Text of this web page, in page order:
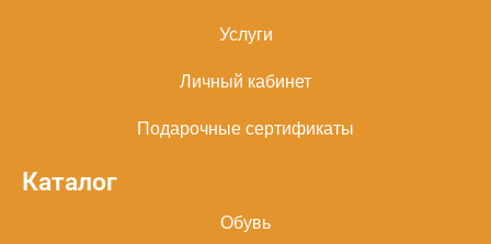
Услуги
Личный кабинет
Подарочные сертификаты
Каталог
Обувь